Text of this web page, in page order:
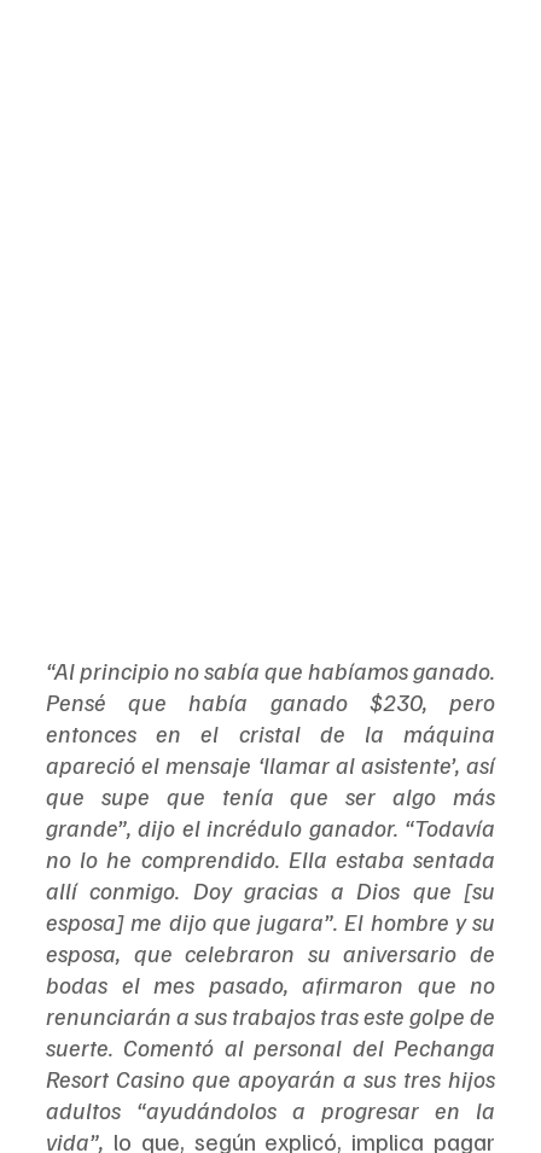
“Al principio no sabía que habíamos ganado.
Pensé que había ganado $230, pero
entonces en el cristal de la máquina
apareció el mensaje ‘llamar al asistente’, así
que supe que tenía que ser algo más
grande”, dijo el incrédulo ganador. “Todavía
no lo he comprendido. Ella estaba sentada
allí conmigo. Doy gracias a Dios que [su
esposa] me dijo que jugara”. El hombre y su
esposa, que celebraron su aniversario de
bodas el mes pasado, afirmaron que no
renunciarán a sus trabajos tras este golpe de
suerte. Comentó al personal del Pechanga
Resort Casino que apoyarán a sus tres hijos
adultos “ayudándolos a progresar en la
vida”, lo que, según explicó, implica pagar